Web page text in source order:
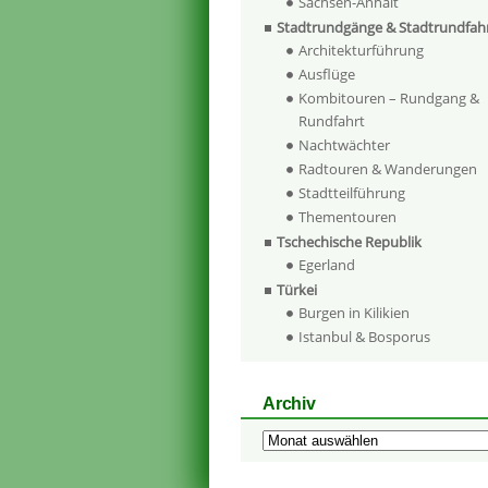
Stadtrundgänge &
Architekturführung
Ausflüge
Kombitouren – Rundgang &
Rundfahrt
Nachtwächter
Radtouren & Wanderungen
Stadtteilführung
Thementouren
Tschechische Republik
Egerland
Türkei
Burgen in Kilikien
Istanbul & Bosporus
Archiv
Archiv